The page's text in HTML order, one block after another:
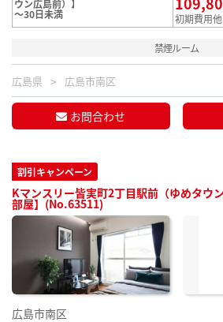
ウン広島前）】
～30日未満
初期費用
禁煙ルーム
広島県 広島市南区
お問合わせ
割引キャンペーン
Kマンスリー皆実町2丁目駅前（ゆめタウ
部屋】(No.63511)
広島市南区